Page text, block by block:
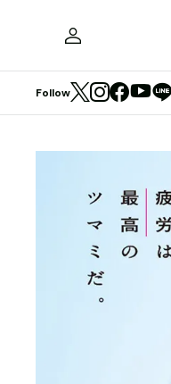
Follow